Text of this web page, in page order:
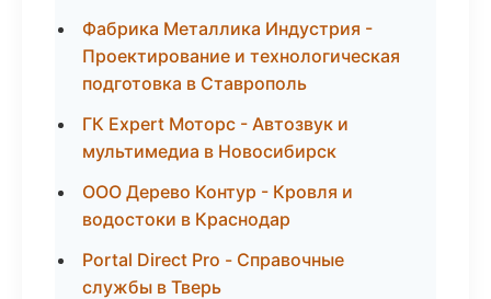
Фабрика Металлика Индустрия -
Проектирование и технологическая
подготовка в Ставрополь
ГК Expert Моторс - Автозвук и
мультимедиа в Новосибирск
ООО Дерево Контур - Кровля и
водостоки в Краснодар
Portal Direct Pro - Справочные
службы в Тверь